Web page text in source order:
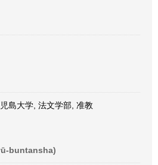
島大学, 法文学部, 准教
buntansha)